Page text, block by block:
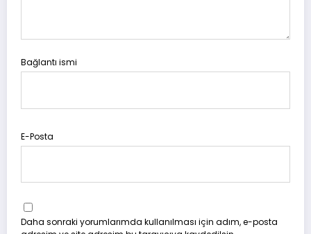
Bağlantı ismi
E-Posta
Daha sonraki yorumlarımda kullanılması için adım, e-posta